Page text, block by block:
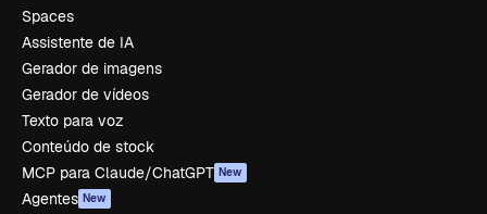
Spaces
Assistente de IA
Gerador de imagens
Gerador de vídeos
Texto para voz
Conteúdo de stock
MCP para Claude/ChatGPT New
Agentes New